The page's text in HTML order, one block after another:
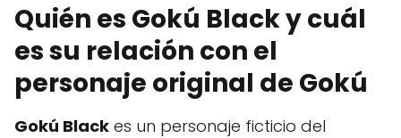
Quién es Gokú Black y cuál
es su relación con el
personaje original de Gokú
Gokú Black es un personaje ficticio del